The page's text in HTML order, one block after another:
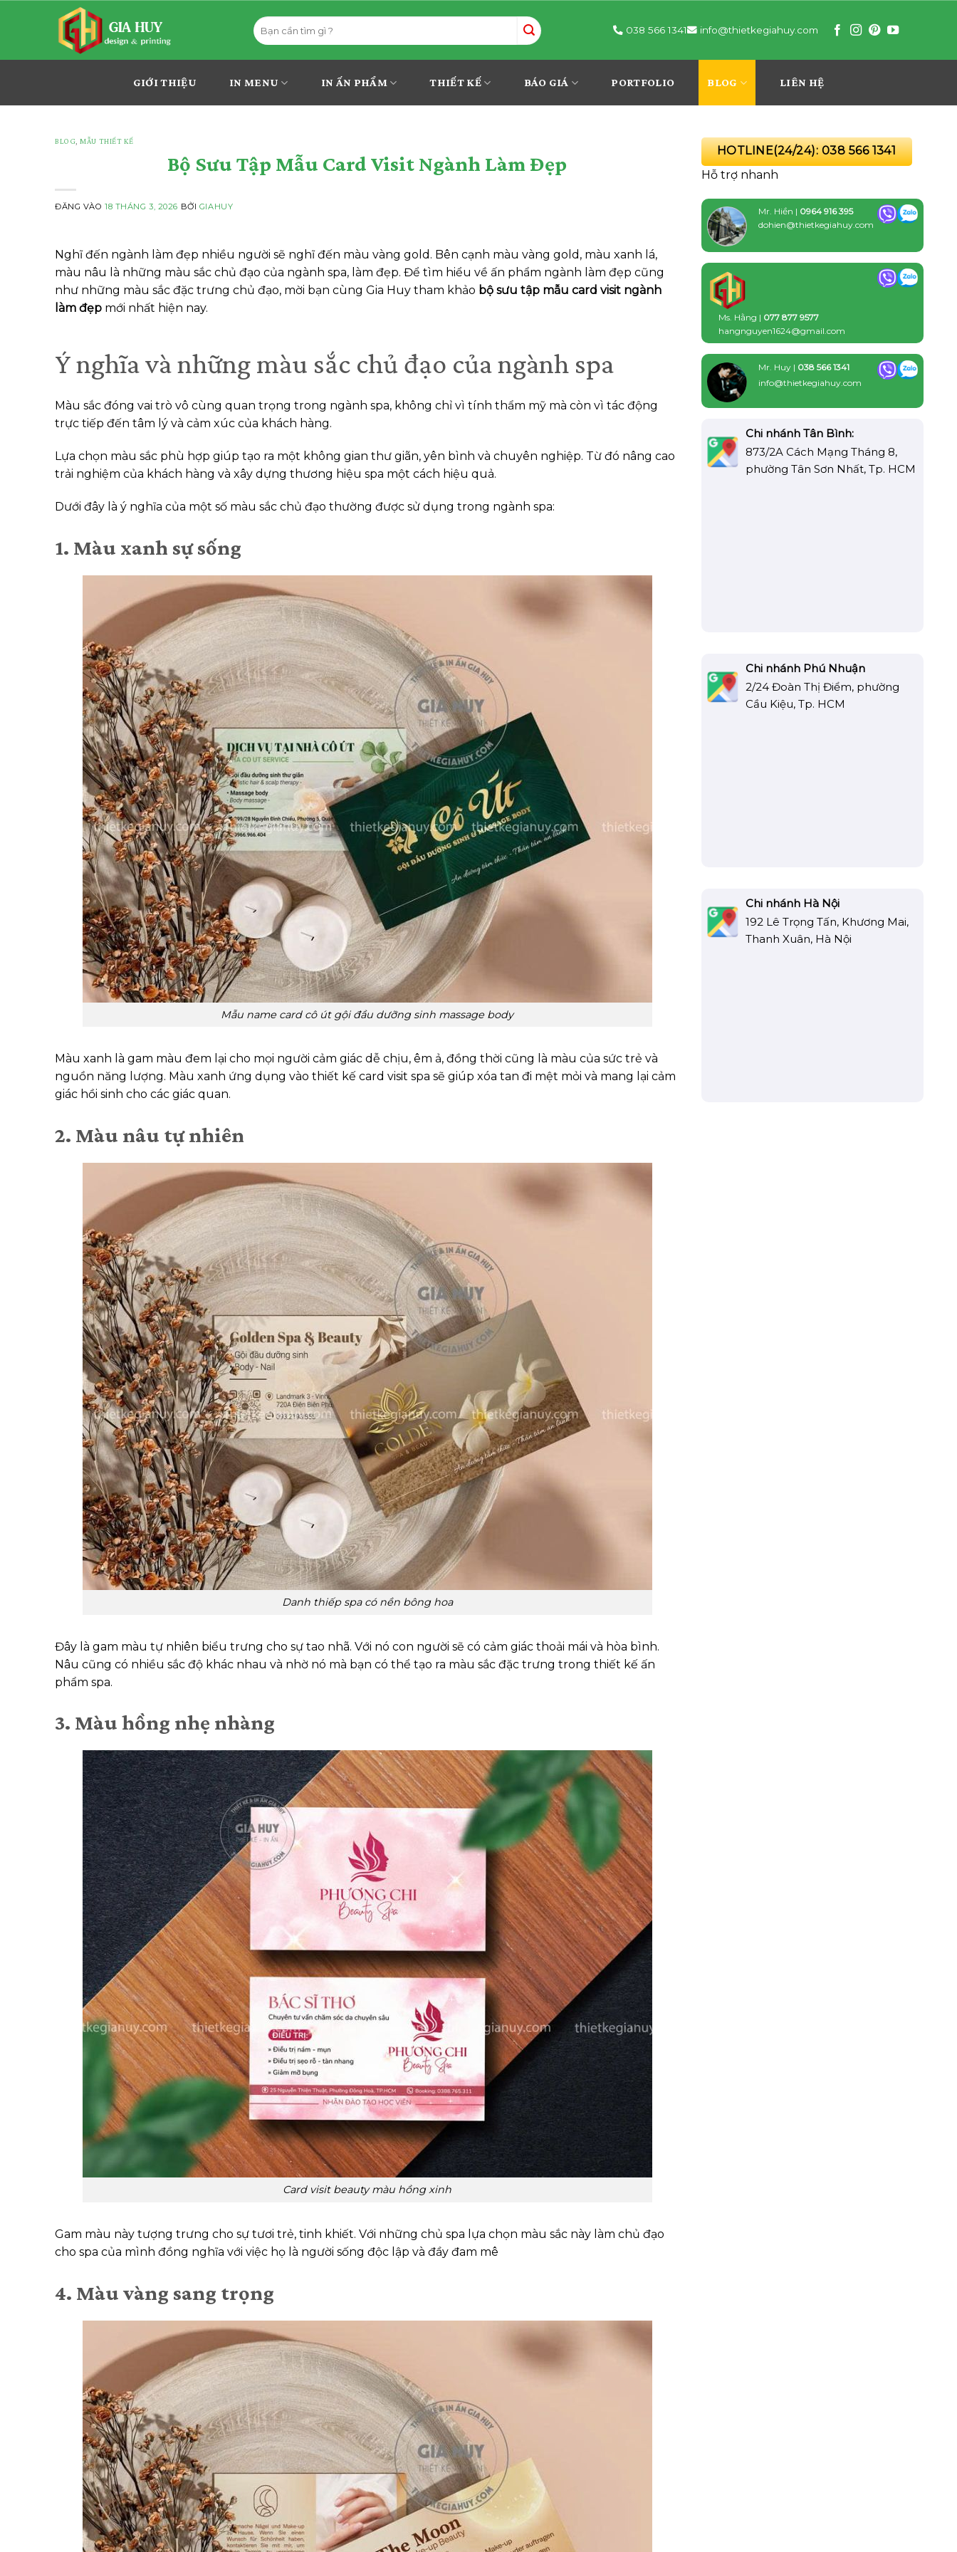
dung
Tìm
kiếm:
038 566 1341 info@thietkegiahuy.com
GIỚI THIỆU IN MENU IN ẤN PHẨM THIẾT KẾ BÁO GIÁ PORTFOLIO BLOG LIÊN HỆ
BLOG ,MẪU THIẾT KẾ
Bộ Sưu Tập Mẫu Card Visit Ngành Làm Đẹp
ĐĂNG VÀO18 THÁNG 3, 2026 BỞI GIAHUY
Nghĩ đến ngành làm đẹp nhiều người sẽ nghĩ đến màu vàng gold. Bên cạnh màu vàng gold, màu xanh lá,
màu nâu là những màu sắc chủ đạo của ngành spa, làm đẹp. Để tìm hiểu về ấn phẩm ngành làm đẹp cũng
như những màu sắc đặc trưng chủ đạo, mời bạn cùng Gia Huy tham khảo bộ sưu tập mẫu card visit ngành
làm đẹp mới nhất hiện nay.
Ý nghĩa và những màu sắc chủ đạo của ngành spa
Màu sắc đóng vai trò vô cùng quan trọng trong ngành spa, không chỉ vì tính thẩm mỹ mà còn vì tác động
trực tiếp đến tâm lý và cảm xúc của khách hàng.
Lựa chọn màu sắc phù hợp giúp tạo ra một không gian thư giãn, yên bình và chuyên nghiệp. Từ đó nâng cao
trải nghiệm của khách hàng và xây dựng thương hiệu spa một cách hiệu quả.
Dưới đây là ý nghĩa của một số màu sắc chủ đạo thường được sử dụng trong ngành spa:
1. Màu xanh sự sống
Mẫu name card cô út gội đầu dưỡng sinh massage body
Màu xanh là gam màu đem lại cho mọi người cảm giác dễ chịu, êm ả, đồng thời cũng là màu của sức trẻ và
nguồn năng lượng. Màu xanh ứng dụng vào thiết kế card visit spa sẽ giúp xóa tan đi mệt mỏi và mang lại cảm
giác hồi sinh cho các giác quan.
2. Màu nâu tự nhiên
Danh thiếp spa có nền bông hoa
Đây là gam màu tự nhiên biểu trưng cho sự tao nhã. Với nó con người sẽ có cảm giác thoải mái và hòa bình.
Nâu cũng có nhiều sắc độ khác nhau và nhờ nó mà bạn có thể tạo ra màu sắc đặc trưng trong thiết kế ấn
phẩm spa.
3. Màu hồng nhẹ nhàng
Card visit beauty màu hồng xinh
Gam màu này tượng trưng cho sự tươi trẻ, tinh khiết. Với những chủ spa lựa chọn màu sắc này làm chủ đạo
cho spa của mình đồng nghĩa với việc họ là người sống độc lập và đầy đam mê
4. Màu vàng sang trọng
HOTLINE(24/24): 038 566 1341
Hỗ trợ nhanh
Mr. Hiền | 0964 916 395
dohien@thietkegiahuy.com
Ms. Hằng | 077 877 9577
hangnguyen1624@gmail.com
Mr. Huy | 038 566 1341
info@thietkegiahuy.com
Chi nhánh Tân Bình:
873/2A Cách Mạng Tháng 8,
phường Tân Sơn Nhất, Tp. HCM
Chi nhánh Phú Nhuận
2/24 Đoàn Thị Điểm, phường
Cầu Kiệu, Tp. HCM
Chi nhánh Hà Nội
192 Lê Trọng Tấn, Khương Mai,
Thanh Xuân, Hà Nội